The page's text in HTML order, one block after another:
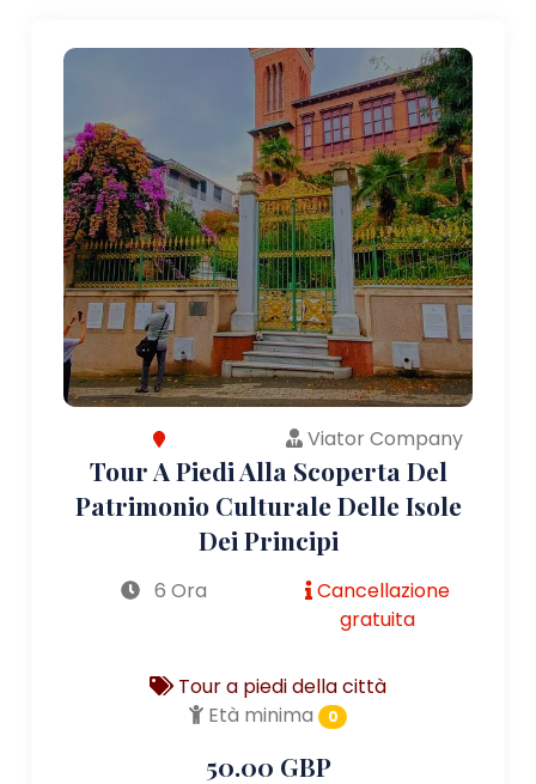
Viator Company
Tour A Piedi Alla Scoperta Del
Patrimonio Culturale Delle Isole
Dei Principi
6 Ora
Cancellazione
gratuita
Tour a piedi della città
Età minima
0
50.00 GBP